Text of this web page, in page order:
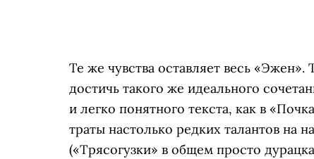
Те же чувства оставляет весь «Эжен».
достичь такого же идеального
и легко понятного текста, как в
траты настолько редких талантов на
(«Трясогузки» в общем просто